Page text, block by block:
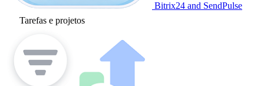
Bitrix24 and SendPulse
Tarefas e projetos